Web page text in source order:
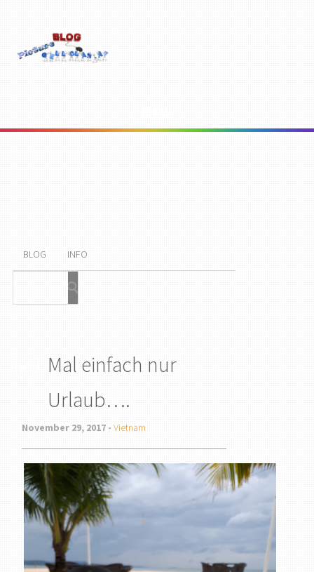
BLOG INFO
Mal einfach nur
Urlaub….
November 29, 2017 - Vietnam